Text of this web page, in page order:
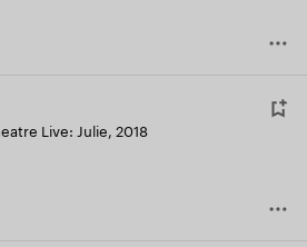
Live: Julie, 2018